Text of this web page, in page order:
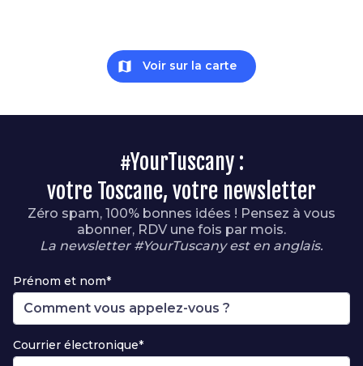
map Voir sur la carte
#YourTuscany :
votre Toscane, votre newsletter
Zéro spam, 100% bonnes idées ! Pensez à vous
abonner, RDV une fois par mois.
La newsletter #YourTuscany est en anglais.
Prénom et nom*
Courrier électronique*